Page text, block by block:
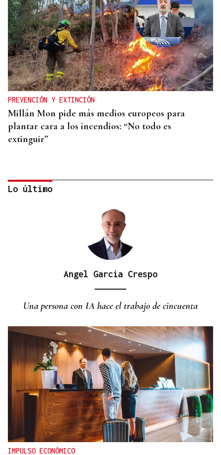
PREVENCIÓN Y EXTINCIÓN
Millán Mon pide más medios europeos para
plantar cara a los incendios: “No todo es
extinguir”
CEG y UGT para reducir las bajas laborales
Lo último
Angel Garcia Crespo
Una persona con IA hace el trabajo de cincuenta
IMPULSO ECONÓMICO